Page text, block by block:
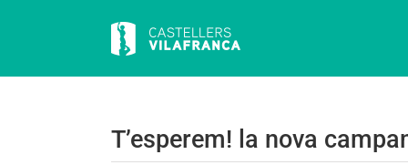
T’esperem! la nova